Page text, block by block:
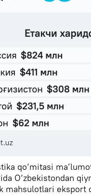
qo‘mitasi
O‘zbekistondan
mahsulotlari eksport